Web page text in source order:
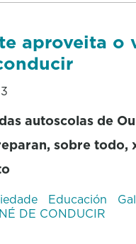
aproveita o
autoscolas de
sobre todo,
Educación
DE CONDUCIR